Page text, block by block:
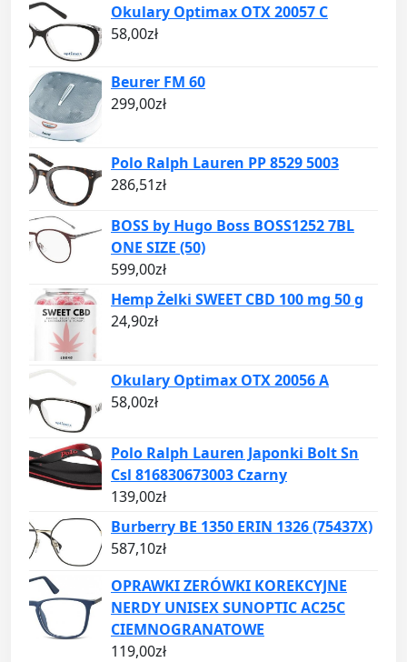
Okulary Optimax OTX 20057 C
58,00zł
Beurer FM 60
299,00zł
Polo Ralph Lauren PP 8529 5003
286,51zł
BOSS by Hugo Boss BOSS1252 7BL
ONE SIZE (50)
599,00zł
Hemp Żelki SWEET CBD 100 mg 50 g
24,90zł
Okulary Optimax OTX 20056 A
58,00zł
Polo Ralph Lauren Japonki Bolt Sn
Csl 816830673003 Czarny
139,00zł
Burberry BE 1350 ERIN 1326 (75437X)
587,10zł
OPRAWKI ZERÓWKI KOREKCYJNE
NERDY UNISEX SUNOPTIC AC25C
CIEMNOGRANATOWE
119,00zł